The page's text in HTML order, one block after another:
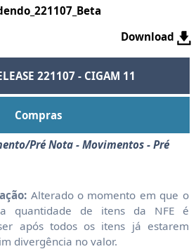
Download
221107 - CIGAM 11
Compras
Pré Nota - Movimentos - Pré
Alterado o momento em que o
quantidade de itens da NFE é
após todos os itens já estarem
divergência no valor.